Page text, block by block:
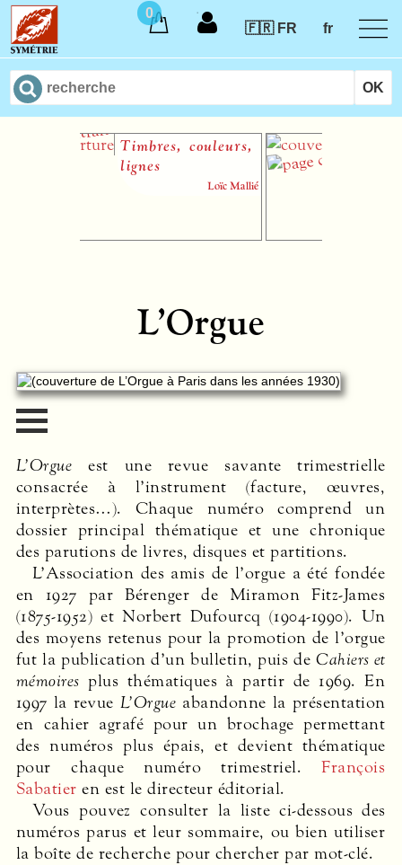
0
🇫🇷 FR
fr
Timbres, couleurs,
Loïc Mallié
L’Orgue
L’Orgue est une revue savante trimestrielle
consacrée à l’instrument (facture, œuvres,
interprètes…). Chaque numéro comprend un
dossier principal thématique et une chronique
des parutions de livres, disques et partitions.
L’Association des amis de l’orgue a été fondée
en 1927 par Bérenger de Miramon Fitz-James
(1875-1952) et Norbert Dufourcq (1904-1990). Un
des moyens retenus pour la promotion de l’orgue
fut la publication d’un bulletin, puis deCahiers et
mémoires plus thématiques à partir de 1969. En
1997 la revue L’Orgue abandonne la présentation
en cahier agrafé pour un brochage permettant
des numéros plus épais, et devient thématique
pour chaque numéro trimestriel.François
Sabatier en est le directeur éditorial.
Vous pouvez consulter la liste ci-dessous des
numéros parus et leur sommaire, ou bien utiliser
la boîte de recherche pour chercher par mot-clé.